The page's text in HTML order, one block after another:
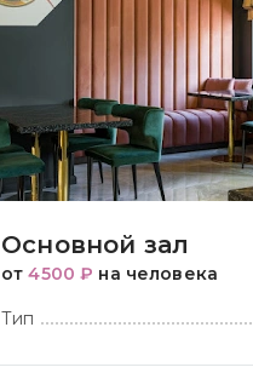
Основной зал
от4500 ₽ на человека
Тип